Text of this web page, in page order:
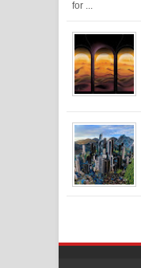
for ...